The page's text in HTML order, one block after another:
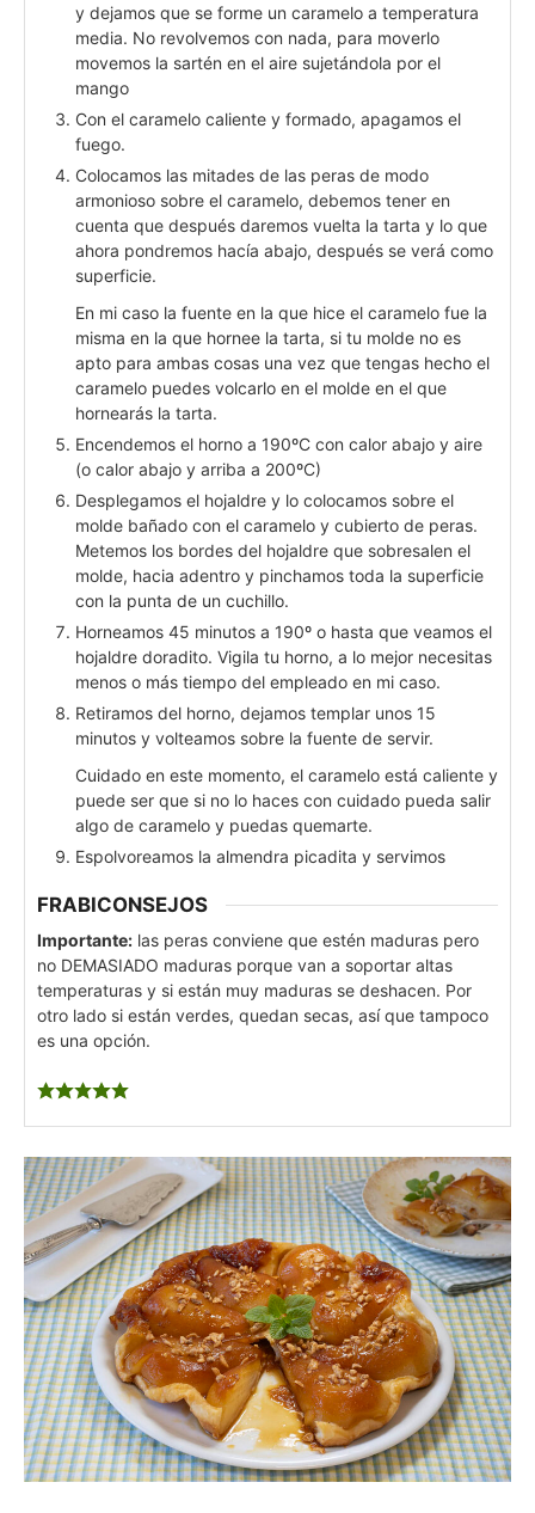
y dejamos que se forme un caramelo a temperatura
media. No revolvemos con nada, para moverlo
movemos la sartén en el aire sujetándola por el
mango
Con el caramelo caliente y formado, apagamos el
fuego.
Colocamos las mitades de las peras de modo
armonioso sobre el caramelo, debemos tener en
cuenta que después daremos vuelta la tarta y lo que
ahora pondremos hacía abajo, después se verá como
superficie.
En mi caso la fuente en la que hice el caramelo fue la
misma en la que hornee la tarta, si tu molde no es
apto para ambas cosas una vez que tengas hecho el
caramelo puedes volcarlo en el molde en el que
hornearás la tarta.
Encendemos el horno a 190ºC con calor abajo y aire
(o calor abajo y arriba a 200ºC)
Desplegamos el hojaldre y lo colocamos sobre el
molde bañado con el caramelo y cubierto de peras.
Metemos los bordes del hojaldre que sobresalen el
molde, hacia adentro y pinchamos toda la superficie
con la punta de un cuchillo.
Horneamos 45 minutos a 190º o hasta que veamos el
hojaldre doradito. Vigila tu horno, a lo mejor necesitas
menos o más tiempo del empleado en mi caso.
Retiramos del horno, dejamos templar unos 15
minutos y volteamos sobre la fuente de servir.
Cuidado en este momento, el caramelo está caliente y
puede ser que si no lo haces con cuidado pueda salir
algo de caramelo y puedas quemarte.
Espolvoreamos la almendra picadita y servimos
FRABICONSEJOS
Importante: las peras conviene que estén maduras pero
no DEMASIADO maduras porque van a soportar altas
temperaturas y si están muy maduras se deshacen. Por
otro lado si están verdes, quedan secas, así que tampoco
es una opción.